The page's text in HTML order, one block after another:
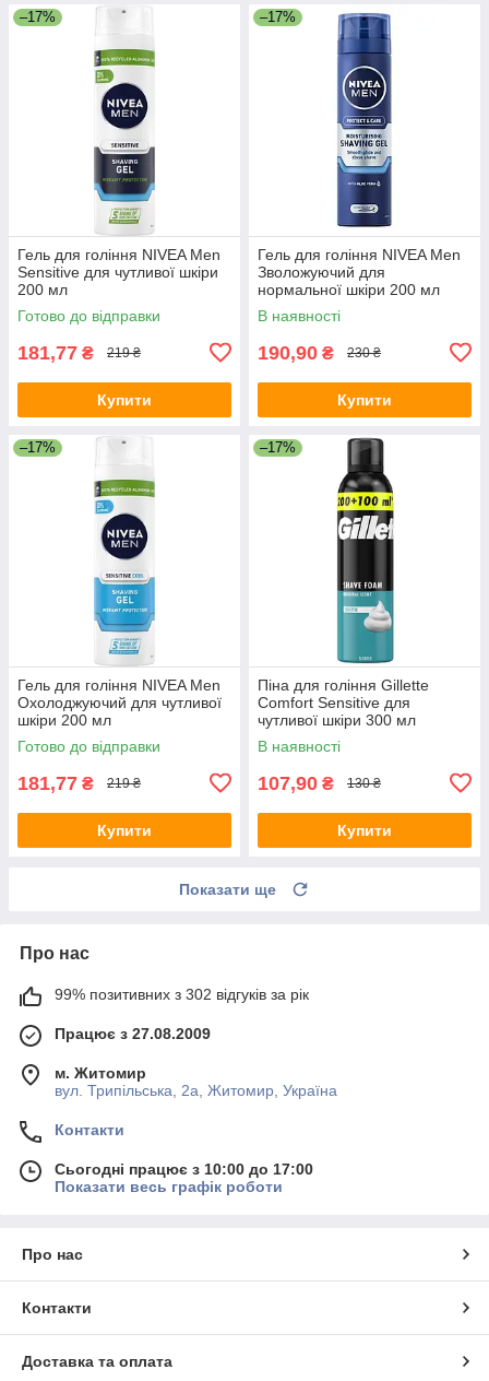
–17%
Гель для гоління NIVEA Men
Sensitive для чутливої шкіри
200 мл
Готово до відправки
181,77 ₴ 219 ₴
Купити
–17%
Гель для гоління NIVEA Men
Зволожуючий для
нормальної шкіри 200 мл
В наявності
190,90 ₴ 230 ₴
Купити
–17%
Гель для гоління NIVEA Men
Охолоджуючий для чутливої
шкіри 200 мл
Готово до відправки
181,77 ₴ 219 ₴
Купити
–17%
Піна для гоління Gillette
Comfort Sensitive для
чутливої шкіри 300 мл
В наявності
107,90 ₴ 130 ₴
Купити
Показати ще
Про нас
99% позитивних з 302 відгуків за рік
Працює з 27.08.2009
м. Житомир
вул. Трипільська, 2а, Житомир, Україна
Контакти
Сьогодні працює з 10:00 до 17:00
Показати весь графік роботи
Про нас
Контакти
Доставка та оплата